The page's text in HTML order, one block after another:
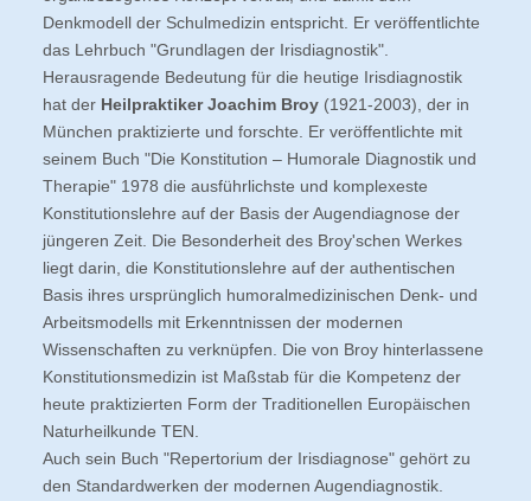
Denkmodell der Schulmedizin entspricht. Er veröffentlichte
das Lehrbuch "Grundlagen der Irisdiagnostik".
Herausragende Bedeutung für die heutige Irisdiagnostik
hat der Heilpraktiker Joachim Broy (1921-2003), der in
München praktizierte und forschte. Er veröffentlichte mit
seinem Buch "Die Konstitution – Humorale Diagnostik und
Therapie" 1978 die ausführlichste und komplexeste
Konstitutionslehre auf der Basis der Augendiagnose der
jüngeren Zeit. Die Besonderheit des Broy'schen Werkes
liegt darin, die Konstitutionslehre auf der authentischen
Basis ihres ursprünglich humoralmedizinischen Denk- und
Arbeitsmodells mit Erkenntnissen der modernen
Wissenschaften zu verknüpfen. Die von Broy hinterlassene
Konstitutionsmedizin ist Maßstab für die Kompetenz der
heute praktizierten Form der Traditionellen Europäischen
Naturheilkunde TEN.
Auch sein Buch "Repertorium der Irisdiagnose" gehört zu
den Standardwerken der modernen Augendiagnostik.